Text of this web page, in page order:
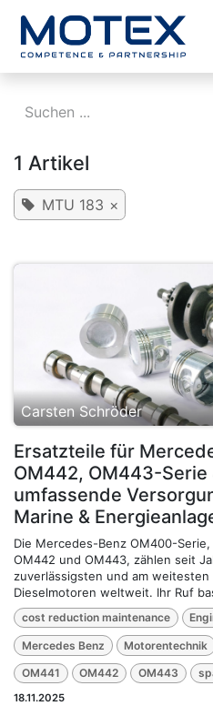
1 Artikel
MTU 183 ×
Carsten Schröder
Ersatzteile für
OM442, OM443-Serie
umfassende
Marine &
Die Mercedes-Benz OM400-
OM442 und OM443, zählen seit
zuverlässigsten und am
Dieselmotoren weltweit. Ihr Ruf
cost reduction maintenance
Mercedes Benz Motorentechnik
OM441 OM442 OM443
18.11.2025